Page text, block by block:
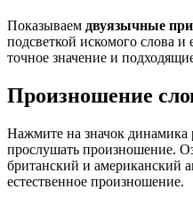
Показываем двуязычные
подсветкой искомого слова
точное значение и
Произношение
Нажмите на значок динамика
прослушать произношение.
британский и американский
естественное произношение.